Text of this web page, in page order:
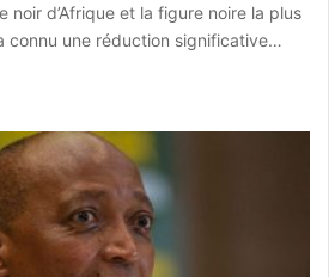
noir d’Afrique et la figure noire la plus
connu une réduction significative…